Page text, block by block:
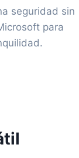
seguridad sin
para